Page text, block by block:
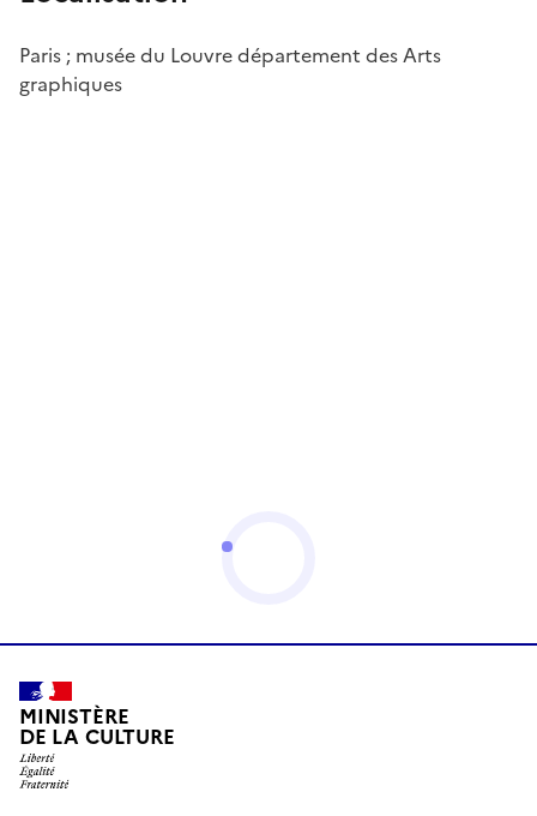
Paris ; musée du Louvre département des Arts
graphiques
MINISTÈRE
DE LA CULTURE